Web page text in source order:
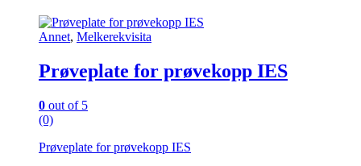
Annet, Melkerekvisita
Prøveplate for prøvekopp IES
0 out of 5
(0)
Prøveplate for prøvekopp IES